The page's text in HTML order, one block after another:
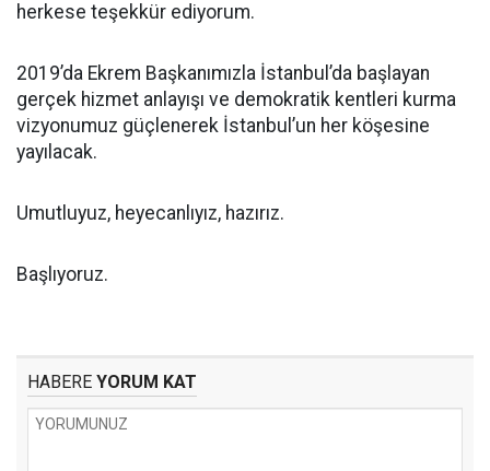
herkese teşekkür ediyorum.
2019’da Ekrem Başkanımızla İstanbul’da başlayan
gerçek hizmet anlayışı ve demokratik kentleri kurma
vizyonumuz güçlenerek İstanbul’un her köşesine
yayılacak.
Umutluyuz, heyecanlıyız, hazırız.
Başlıyoruz.
HABERE YORUM KAT